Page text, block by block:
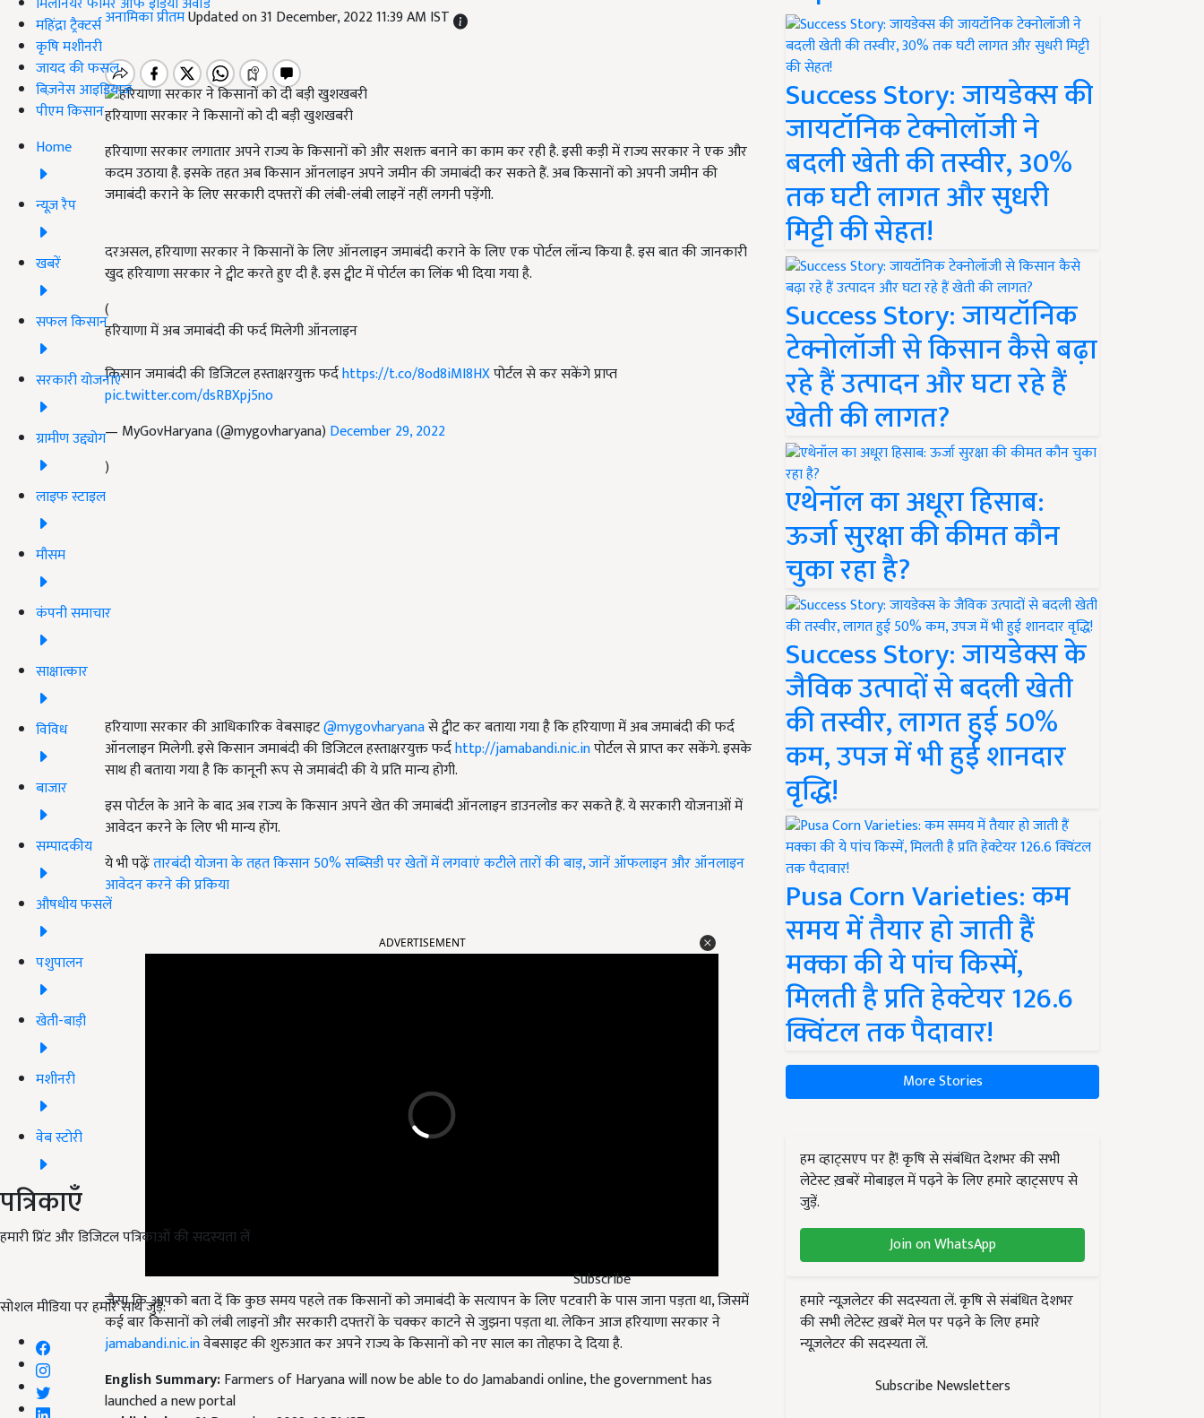
महिंद्रा ट्रैक्टर्स
कृषि मशीनरी
जायद की फसल
बिज़नेस आइडियाज
पीएम किसान
Home
न्यूज़ रैप
खबरें
सफल किसान
सरकारी योजनाएं
ग्रामीण उद्द्योग
लाइफ स्टाइल
मौसम
कंपनी समाचार
साक्षात्कार
विविध
बाजार
सम्पादकीय
औषधीय फसलें
पशुपालन
खेती-बाड़ी
मशीनरी
वेब स्टोरी
पत्रिकाएँ
हमारी प्रिंट और डिजिटल पत्रिकाओं की सदस्यता लें
Subscribe
सोशल मीडिया पर हमारे साथ जुड़ें:
अनामिका प्रीतमUpdated on 31 December, 2022 11:39 AM IST
हरियाणा सरकार ने किसानों को दी बड़ी खुशखबरी
हरियाणा सरकार लगातार अपने राज्य के किसानों को और सशक्त बनाने का काम कर रही है. इसी कड़ी में राज्य सरकार ने एक और
कदम उठाया है. इसके तहत अब किसान ऑनलाइन अपने जमीन की जमाबंदी कर सकते हैं. अब किसानों को अपनी जमीन की
जमाबंदी कराने के लिए सरकारी दफ्तरों की लंबी-लंबी लाइनें नहीं लगनी पड़ेंगी.
दरअसल, हरियाणा सरकार ने किसानों के लिए ऑनलाइन जमाबंदी कराने के लिए एक पोर्टल लॉन्च किया है. इस बात की जानकारी
खुद हरियाणा सरकार ने ट्वीट करते हुए दी है. इस ट्वीट में पोर्टल का लिंक भी दिया गया है.
(
हरियाणा में अब जमाबंदी की फर्द मिलेगी ऑनलाइन
किसान जमाबंदी की डिजिटल हस्ताक्षरयुक्त फर्दhttps://t.co/8od8iMI8HXपोर्टल से कर सकेंगे प्राप्त
pic.twitter.com/dsRBXpj5no
— MyGovHaryana (@mygovharyana) December 29, 2022
)
हरियाणा सरकार की आधिकारिक वेबसाइट@mygovharyanaसे ट्वीट कर बताया गया है कि हरियाणा में अब जमाबंदी की फर्द
ऑनलाइन मिलेगी. इसे किसान जमाबंदी की डिजिटल हस्ताक्षरयुक्त फर्दhttp://jamabandi.nic.inपोर्टल से प्राप्त कर सकेंगे. इसके
साथ ही बताया गया है कि कानूनी रूप से जमाबंदी की ये प्रति मान्य होगी.
इस पोर्टल के आने के बाद अब राज्य के किसान अपने खेत की जमाबंदी ऑनलाइन डाउनलोड कर सकते हैं. ये सरकारी योजनाओं में
आवेदन करने के लिए भी मान्य होंग.
ये भी पढ़ेंःतारबंदी योजना के तहत किसान 50% सब्सिडी पर खेतों में लगवाएं कटीले तारों की बाड़, जानें ऑफलाइन और ऑनलाइन
आवेदन करने की प्रकिया
जैसा कि आपको बता दें कि कुछ समय पहले तक किसानों को जमाबंदी के सत्यापन के लिए पटवारी के पास जाना पड़ता था, जिसमें
कई बार किसानों को लंबी लाइनों और सरकारी दफ्तरों के चक्कर काटने से जुझना पड़ता था. लेकिन आज हरियाणा सरकार ने
jamabandi.nic.inवेबसाइट की शुरुआत कर अपने राज्य के किसानों को नए साल का तोहफा दे दिया है.
English Summary:
Farmers of Haryana will now be able to do Jamabandi online, the government has
launched a new portal
Published on:31 December 2022, 09:51 IST
Success Story: जायडेक्स की
जायटॉनिक टेक्नोलॉजी ने
बदली खेती की तस्वीर, 30%
तक घटी लागत और सुधरी
मिट्टी की सेहत!
Success Story: जायटॉनिक
टेक्नोलॉजी से किसान कैसे बढ़ा
रहे हैं उत्पादन और घटा रहे हैं
खेती की लागत?
एथेनॉल का अधूरा हिसाब:
ऊर्जा सुरक्षा की कीमत कौन
चुका रहा है?
Success Story: जायडेक्स के
जैविक उत्पादों से बदली खेती
की तस्वीर, लागत हुई 50%
कम, उपज में भी हुई शानदार
वृद्धि!
Pusa Corn Varieties: कम
समय में तैयार हो जाती हैं
मक्का की ये पांच किस्में,
मिलती है प्रति हेक्टेयर 126.6
क्विंटल तक पैदावार!
More Stories
हम व्हाट्सएप पर हैं! कृषि से संबंधित देशभर की सभी
लेटेस्ट ख़बरें मोबाइल में पढ़ने के लिए हमारे व्हाट्सएप से
जुड़ें.
Join on WhatsApp
हमारे न्यूज़लेटर की सदस्यता लें. कृषि से संबंधित देशभर
की सभी लेटेस्ट ख़बरें मेल पर पढ़ने के लिए हमारे
न्यूज़लेटर की सदस्यता लें.
Subscribe Newsletters